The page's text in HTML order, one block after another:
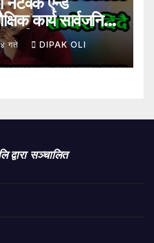
कार्य सार्वजनिक
गते DIPAK OLI
द्वारा सञ्चालित